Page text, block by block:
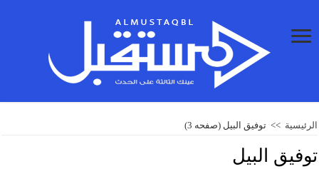
الرئيسية >> توفيق البيل (صفحه 3)
توفيق البيل